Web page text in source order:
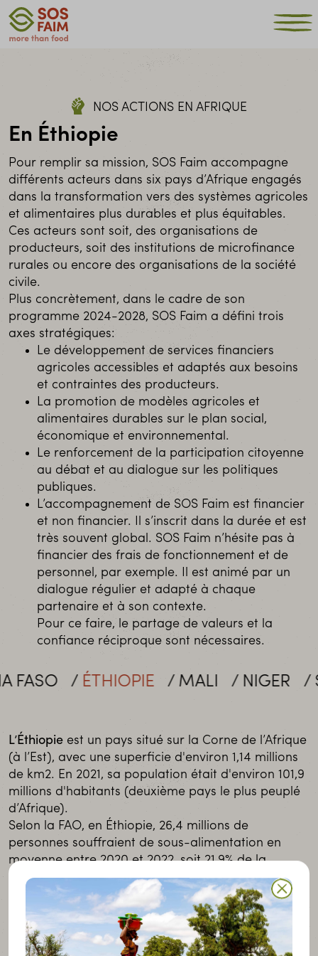
NOS ACTIONS EN AFRIQUE
En Éthiopie
Pour remplir sa mission, SOS Faim accompagne
différents acteurs dans six pays d’Afrique engagés
dans la transformation vers des systèmes agricoles
et alimentaires plus durables et plus équitables.
Ces acteurs sont soit, des organisations de
producteurs, soit des institutions de microfinance
rurales ou encore des organisations de la société
civile.
Plus concrètement, dans le cadre de son
programme 2024-2028, SOS Faim a défini trois
axes stratégiques:
Le développement de services financiers
agricoles accessibles et adaptés aux besoins
et contraintes des producteurs.
La promotion de modèles agricoles et
alimentaires durables sur le plan social,
économique et environnemental.
Le renforcement de la participation citoyenne
au débat et au dialogue sur les politiques
publiques.
L’accompagnement de SOS Faim est financier
et non financier. Il s’inscrit dans la durée et est
très souvent global. SOS Faim n’hésite pas à
financier des frais de fonctionnement et de
personnel, par exemple. Il est animé par un
dialogue régulier et adapté à chaque
partenaire et à son contexte.
Pour ce faire, le partage de valeurs et la
confiance réciproque sont nécessaires.
ÉTHIOPIE MALI NIGER
L’Éthiopie est un pays situé sur la Corne de l’Afrique
(à l’Est), avec une superficie d'environ 1,14 millions
de km2. En 2021, sa population était d'environ 101,9
millions d'habitants (deuxième pays le plus peuplé
d’Afrique).
Selon la FAO, en Éthiopie, 26,4 millions de
personnes souffraient de sous-alimentation en
moyenne entre 2020 et 2022, soit 21,9% de la
population. Autrement dit, cela concerne plus de 2
personnes sur dix, soit, deux fois plus que la
moyenne mondiale !
(Sous-alimentation : consommation alimentaire
habituelle insuffisante pour fournir l’apport